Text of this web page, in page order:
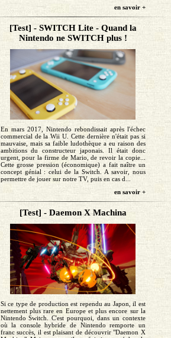
en savoir +
[Test] - SWITCH Lite - Quand la
Nintendo ne SWITCH plus !
En mars 2017, Nintendo rebondissait après l'échec
commercial de la Wii U. Cette dernière n'était pas si
mauvaise, mais sa faible ludothèque a eu raison des
ambitions du constructeur japonais. Il était donc
urgent, pour la firme de Mario, de revoir la copie...
Cette grosse pression (économique) a fait naître un
concept génial : celui de la Switch. A savoir, nous
permettre de jouer sur notre TV, puis en cas d...
en savoir +
[Test] - Daemon X Machina
Si ce type de production est rependu au Japon, il est
nettement plus rare en Europe et plus encore sur la
Nintendo Switch. C'est pourquoi, dans un contexte
où la console hybride de Nintendo remporte un
franc succès, il est plaisant de découvrir "Daemon X